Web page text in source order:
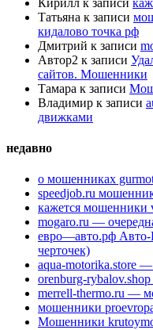
Татьяна к записи
кидалово точка рф
Дмитрий к записи
Автор2 к записи
сайтов. Мошенники
Тамара к записи
Владимир к записи
движками
недавно
о мошенниках
speedjob.ru
кажется мошенники
mogaro.ru —
евро—авто.рф
черточек)
aqua-
orenburg-
merrell-thermo.ru —
мошенники
Мошенники